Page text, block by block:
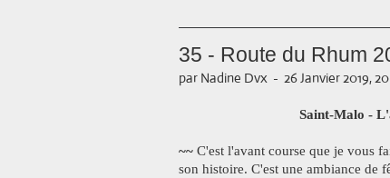
35 - Route du Rhum
par Nadine Dvx - 26 Janvier 2019,
Saint-Malo -
~~ C'est l'avant course que je vous
son histoire. C'est une ambiance de